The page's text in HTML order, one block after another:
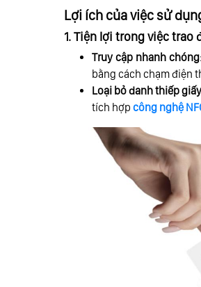
Lợi ích của việc sử
1. Tiện lợi trong việc
Truy cập nhanh chóng
bằng cách chạm điện
Loại bỏ danh thiếp
tích hợp công nghệ